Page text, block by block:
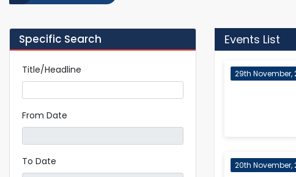
Specific Search
Title/Headline
From Date
To Date
Events List
29th November,
20th November,